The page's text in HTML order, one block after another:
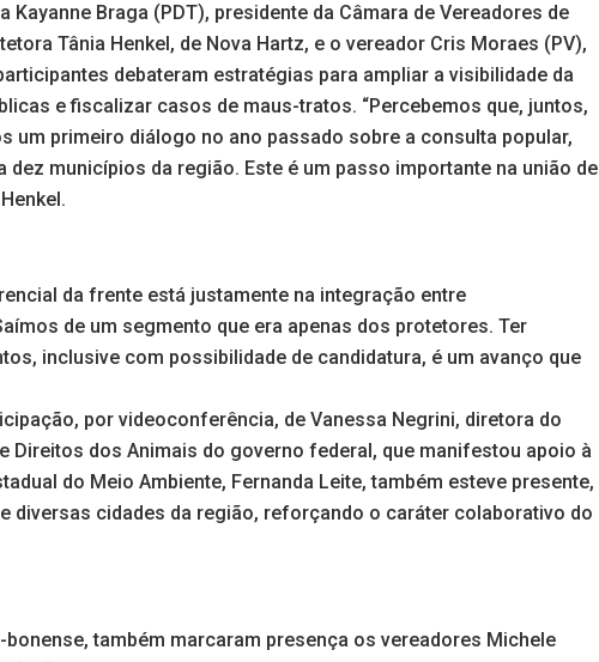
Braga (PDT), presidente da Câmara de Vereadores de
Tânia Henkel, de Nova Hartz, e o vereador Cris Moraes (PV),
debateram estratégias para ampliar a visibilidade da
e fiscalizar casos de maus-tratos. “Percebemos que, juntos,
um primeiro diálogo no ano passado sobre a consulta popular,
dez municípios da região. Este é um passo importante na união de
da frente está justamente na integração entre
de um segmento que era apenas dos protetores. Ter
inclusive com possibilidade de candidatura, é um avanço que
por videoconferência, de Vanessa Negrini, diretora do
Direitos dos Animais do governo federal, que manifestou apoio à
do Meio Ambiente, Fernanda Leite, também esteve presente,
diversas cidades da região, reforçando o caráter colaborativo do
também marcaram presença os vereadores Michele